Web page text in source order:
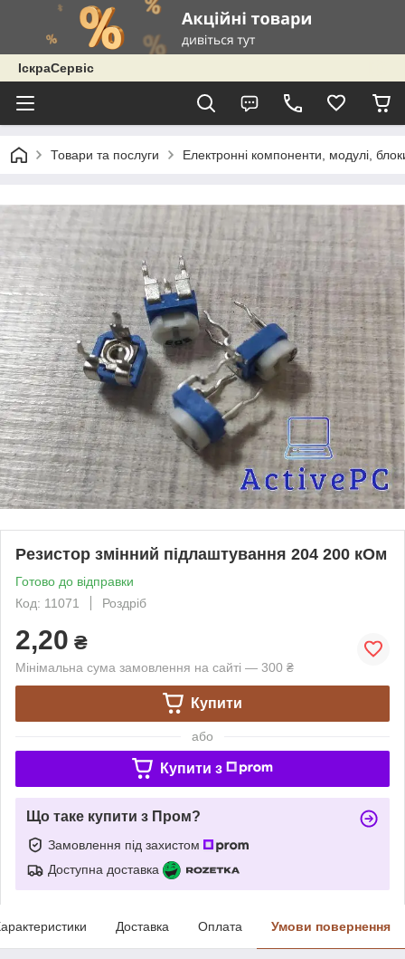
ІскраСервіс
Товари та послуги Електронні компоненти, модулі,
Резистор змінний підлаштування 204 200 кОм
Готово до відправки
Код: 11071
Роздріб
2,20 ₴
Мінімальна сума замовлення на сайті — 300 ₴
Купити
або
Купити з
Що таке купити з Пром?
Замовлення під захистом
Доступна доставка
Доставка Оплата Умови повернення